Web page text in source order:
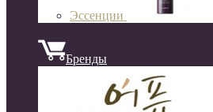
Эссенции
Бренды